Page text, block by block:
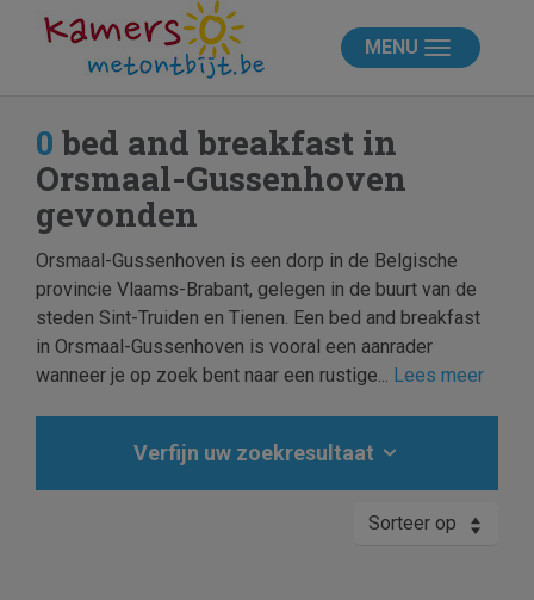
MENU
0 bed and breakfast in
Orsmaal-Gussenhoven
gevonden
Orsmaal-Gussenhoven is een dorp in de Belgische
provincie Vlaams-Brabant, gelegen in de buurt van de
steden Sint-Truiden en Tienen. Een bed and breakfast
in Orsmaal-Gussenhoven is vooral een aanrader
wanneer je op zoek bent naar een rustige... Lees meer
Verfijn uw zoekresultaat
Sorteer op